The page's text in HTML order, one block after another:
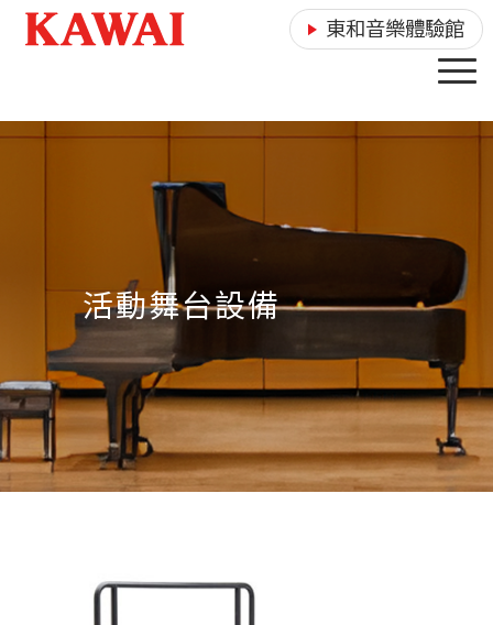
東和音樂體驗館
活動舞台設備